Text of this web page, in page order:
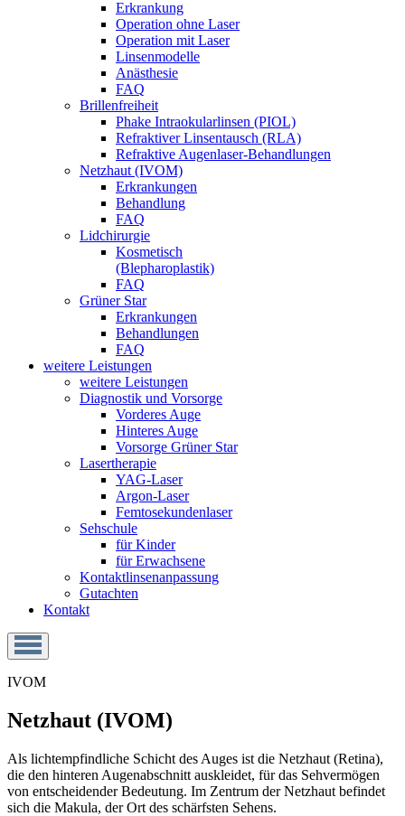
Erkrankung
Operation ohne Laser
Operation mit Laser
Linsenmodelle
Anästhesie
FAQ
Brillenfreiheit
Phake Intraokularlinsen (PIOL)
Refraktiver Linsentausch (RLA)
Refraktive Augenlaser-Behandlungen
Netzhaut (IVOM)
Erkrankungen
Behandlung
FAQ
Lidchirurgie
Kosmetisch
(Blepharoplastik)
FAQ
Grüner Star
Erkrankungen
Behandlungen
FAQ
weitere Leistungen
weitere Leistungen
Diagnostik und Vorsorge
Vorderes Auge
Hinteres Auge
Vorsorge Grüner Star
Lasertherapie
YAG-Laser
Argon-Laser
Femtosekunden­laser
Sehschule
für Kinder
für Erwachsene
Kontaktlinsen­anpassung
Gutachten
Kontakt
IVOM
Netzhaut (IVOM)
Als lichtempfindliche Schicht des Auges ist die Netzhaut (Retina),
die den hinteren Augenabschnitt auskleidet, für das Sehvermögen
von entscheidender Bedeutung. Im Zentrum der Netzhaut befindet
sich die Makula, der Ort des schärfsten Sehens.